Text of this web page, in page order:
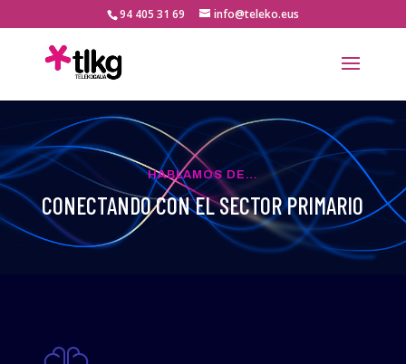
94 405 31 69 info@teleko.eus
HABLAMOS DE…
CONECTANDO CON EL SECTOR PRIMARIO